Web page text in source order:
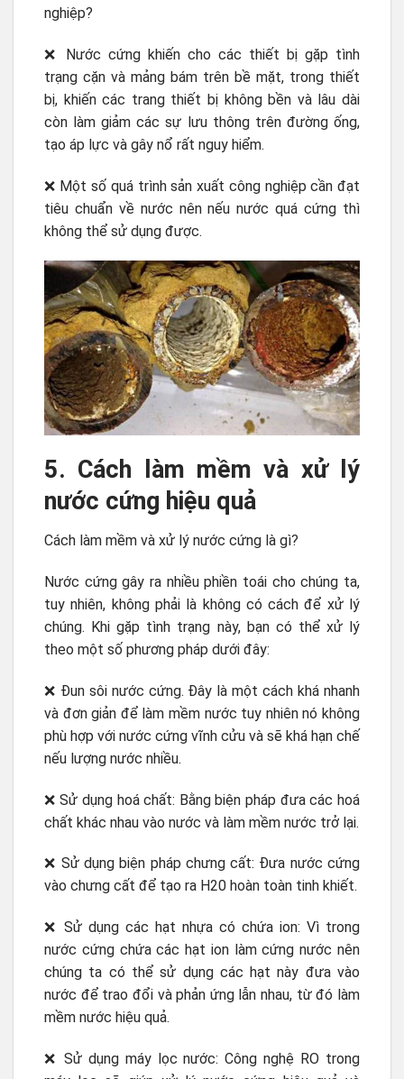
nghiệp?
❌ Nước cứng khiến cho các thiết bị gặp tình
trạng cặn và mảng bám trên bề mặt, trong thiết
bị, khiến các trang thiết bị không bền và lâu dài
còn làm giảm các sự lưu thông trên đường ống,
tạo áp lực và gây nổ rất nguy hiểm.
❌ Một số quá trình sản xuất công nghiệp cần đạt
tiêu chuẩn về nước nên nếu nước quá cứng thì
không thể sử dụng được.
5. Cách làm mềm và xử lý
nước cứng hiệu quả
Cách làm mềm và xử lý nước cứng là gì?
Nước cứng gây ra nhiều phiền toái cho chúng ta,
tuy nhiên, không phải là không có cách để xử lý
chúng. Khi gặp tình trạng này, bạn có thể xử lý
theo một số phương pháp dưới đây:
❌ Đun sôi nước cứng. Đây là một cách khá nhanh
và đơn giản để làm mềm nước tuy nhiên nó không
phù hợp với nước cứng vĩnh cửu và sẽ khá hạn chế
nếu lượng nước nhiều.
❌ Sử dụng hoá chất: Bằng biện pháp đưa các hoá
chất khác nhau vào nước và làm mềm nước trở lại.
❌ Sử dụng biện pháp chưng cất: Đưa nước cứng
vào chưng cất để tạo ra H20 hoàn toàn tinh khiết.
❌ Sử dụng các hạt nhựa có chứa ion: Vì trong
nước cứng chứa các hạt ion làm cứng nước nên
chúng ta có thể sử dụng các hạt này đưa vào
nước để trao đổi và phản ứng lẫn nhau, từ đó làm
mềm nước hiệu quả.
❌ Sử dụng máy lọc nước: Công nghệ RO trong